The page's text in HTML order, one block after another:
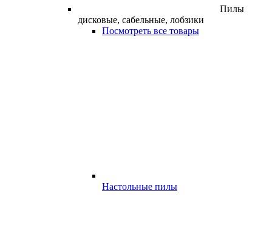
Пилы
дисковые, сабельные, лобзики
Посмотреть все товары
Настольные пилы